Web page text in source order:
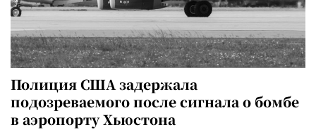
Полиция США задержала
подозреваемого после сигнала о бомбе
в аэропорту Хьюстона